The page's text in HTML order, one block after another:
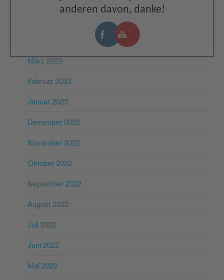
März 2023
Februar 2023
Januar 2023
Dezember 2022
November 2022
Oktober 2022
September 2022
August 2022
Juli 2022
Juni 2022
Mai 2022
anderen davon, danke!